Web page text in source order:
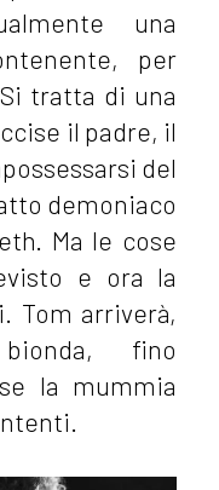
una
per
tratta di una
il padre, il
del
demoniaco
Ma le cose
e ora la
Tom arriverà,
fino
la mummia